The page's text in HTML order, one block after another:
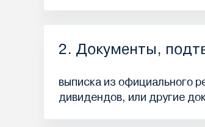
2. Документы,
выписка из официального
дивидендов, или другие